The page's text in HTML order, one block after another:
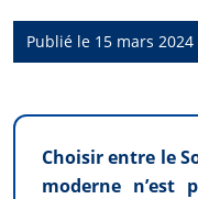
Publié le 15 mars 2024
Choisir entre le
moderne n’est